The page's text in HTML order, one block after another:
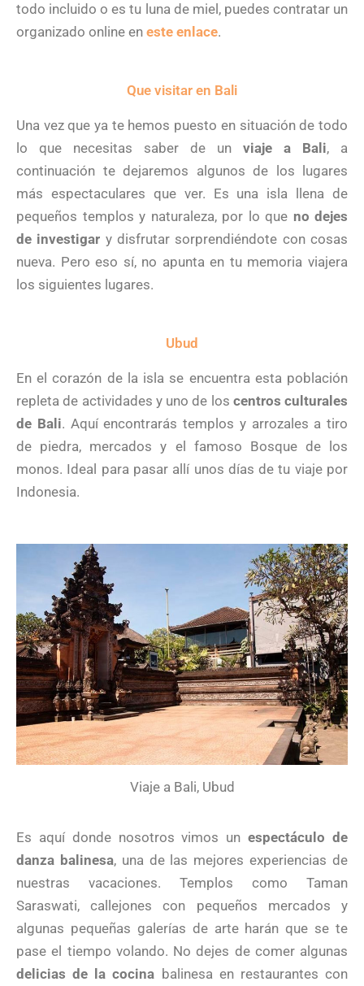
todo incluido o es tu luna de miel, puedes contratar un
organizado online en este enlace.
Que visitar en Bali
Una vez que ya te hemos puesto en situación de todo
lo que necesitas saber de un viaje a Bali, a
continuación te dejaremos algunos de los lugares
más espectaculares que ver. Es una isla llena de
pequeños templos y naturaleza, por lo que no dejes
de investigar y disfrutar sorprendiéndote con cosas
nueva. Pero eso sí, no apunta en tu memoria viajera
los siguientes lugares.
Ubud
En el corazón de la isla se encuentra esta población
repleta de actividades y uno de los centros culturales
de Bali. Aquí encontrarás templos y arrozales a tiro
de piedra, mercados y el famoso Bosque de los
monos. Ideal para pasar allí unos días de tu viaje por
Indonesia.
Viaje a Bali, Ubud
Es aquí donde nosotros vimos unespectáculo de
danza balinesa, una de las mejores experiencias de
nuestras vacaciones. Templos como Taman
Saraswati, callejones con pequeños mercados y
algunas pequeñas galerías de arte harán que se te
pase el tiempo volando. No dejes de comer algunas
delicias de la cocina balinesa en restaurantes con